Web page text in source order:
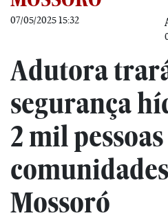
07/05/2025 15:32
Adutora
segurança
2 mil
Mossoró